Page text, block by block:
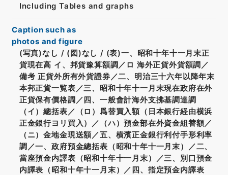
Including Tables and graphs
Caption such as
photos and figure
(写真)なし / (図)なし / (表)一、昭和十年十一月末正
貨現在高 イ、邦貨豫算額調／ロ 海外正貨外貨額調／
備考 正貨外所有外貨證券／二、明治三十六年以降年末
本邦正貨一覧表／三、昭和十年十一月末現在政府在外
正貨保有價格調／四、一般會計海外支拂基調達調
（イ）總括表／（ロ）爲替買入額（日本銀行経由横浜
正金銀行ヨリ買入）／（ハ）預金部在外資金組替額／
（ニ）金地金現送額／五、横濱正金銀行利付手形利率
調／一、政府預金總括表（昭和十年十一月末）／二、
當座預金内譯表（昭和十年十一月末）／三、別口預金
内譯表（昭和十年十一月末）／四、指定預金内譯表